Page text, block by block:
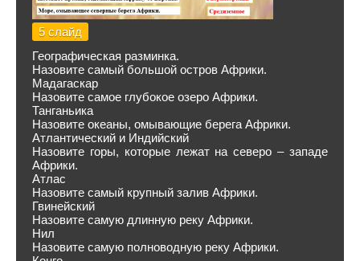
5 слайд
Географическая разминка.
Назовите самый большой остров Африки.
Мадагаскар
Назовите самое глубокое озеро Африки.
Танганьика
Назовите океаны, омывающие берега Африки.
Атлантический и Индийский
Назовите горы, которые лежат на северо – западе
Африки.
Атлас
Назовите самый крупный залив Африки.
Гвинейский
Назовите самую длинную реку Африки.
Нил
Назовите самую полноводную реку Африки.